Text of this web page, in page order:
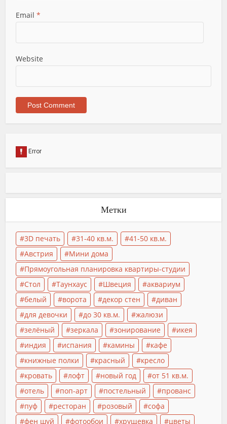
Email *
Website
Метки
3D печать 31-40 кв.м.
41-50 кв.м.
Австрия
Мини дома
Прямоугольная планировка квартиры-студии
Стол
Таунхаус Швеция
аквариум
белый
ворота декор стен
диван
для девочки
до 30 кв.м.
жалюзи
зелёный
зеркала зонирование
икея
индия
испания камины
кафе
книжные полки
красный
кресло
кровать
лофт новый год
от 51 кв.м.
отель
поп-арт постельный
прованс
пуф
ресторан розовый
софа
фен шуй
фотообои хрущевка цветы